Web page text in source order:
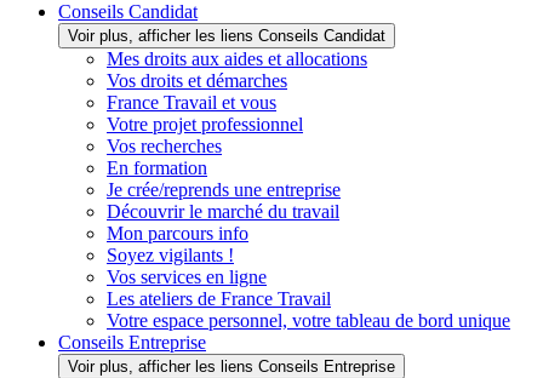
Conseils Candidat
Voir plus, afficher les liens Conseils Candidat
Mes droits aux aides et allocations
Vos droits et démarches
France Travail et vous
Votre projet professionnel
Vos recherches
En formation
Je crée/reprends une entreprise
Découvrir le marché du travail
Mon parcours info
Soyez vigilants !
Vos services en ligne
Les ateliers de France Travail
Votre espace personnel, votre tableau de bord unique
Conseils Entreprise
Voir plus, afficher les liens Conseils Entreprise